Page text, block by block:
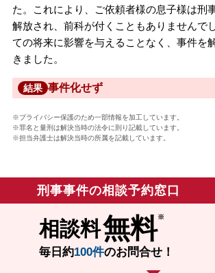
た。これにより、ご依頼者様の息子様は刑
解放され、前科が付くこともありませんで
ての将来に影響を与えることなく、事件を
きました。
結果 事件化せず
※プライバシー保護のため一部情報を加工しています。
※罪名と量刑は解決当時の法令に則り記載しています。
※担当弁護士は解決当時の所属を記載しています。
刑事事件の相談予約窓口
相談料無料
毎日約100件のお問合せ！